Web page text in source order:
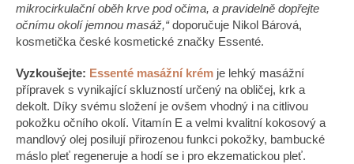
mikrocirkulační oběh krve pod očima, a pravidelně dopřejte
očnímu okolí jemnou masáž,“doporučuje Nikol Bárová,
kosmetička české kosmetické značky Essenté.
Vyzkoušejte: Essenté masážní krém je lehký masážní
přípravek s vynikající skluzností určený na obličej, krk a
dekolt. Díky svému složení je ovšem vhodný i na citlivou
pokožku očního okolí. Vitamín E a velmi kvalitní kokosový a
mandlový olej posilují přirozenou funkci pokožky, bambucké
máslo pleť regeneruje a hodí se i pro ekzematickou pleť.